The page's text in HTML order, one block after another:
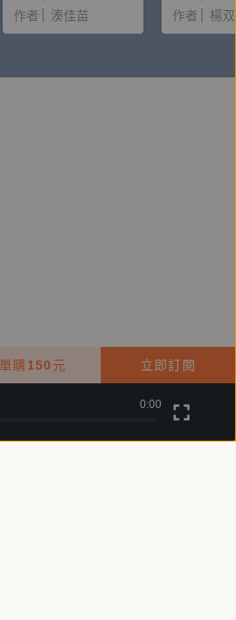
單購150 元 立即訂閱
作者
湊佳苗
作者
楊
付費條款 會員條款
0:00